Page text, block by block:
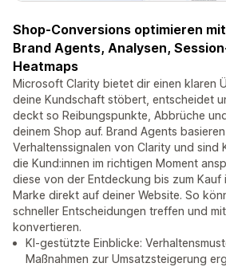
Shop-Conversions optimieren
Brand Agents, Analysen,
Heatmaps
Microsoft Clarity bietet dir einen klaren
deine Kundschaft stöbert, entscheidet
deckt so Reibungspunkte, Abbrüche
deinem Shop auf. Brand Agents
Verhaltenssignalen von Clarity und sind
die Kund:innen im richtigen Moment
diese von der Entdeckung bis zum Kauf
Marke direkt auf deiner Website. So
schneller Entscheidungen treffen und
konvertieren.
KI-gestützte Einblicke:
Maßnahmen zur Umsatzsteigerung